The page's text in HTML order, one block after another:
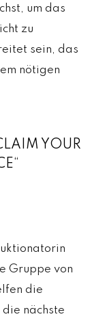
um das
zu
sein, das
nötigen
YOUR
Gruppe von
die
nächste